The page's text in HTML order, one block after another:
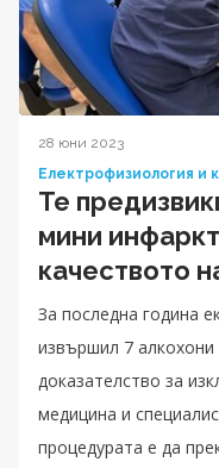
28 юни 2023
Електрофизиология и
Те
мини
качеството
За последна година
извършил 7
доказателство за
медицина и
процедурата е да